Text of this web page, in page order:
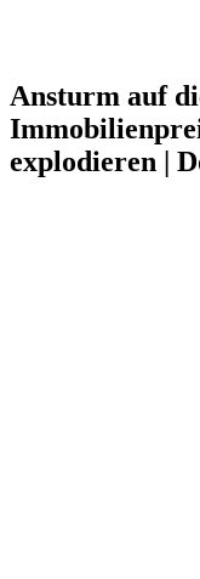
Ansturm auf
explodieren |